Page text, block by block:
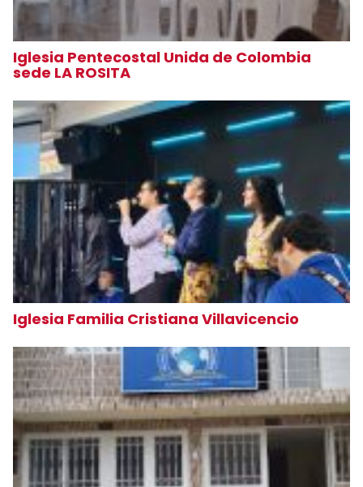
Iglesia Pentecostal Unida de Colombia
sede LA ROSITA
Iglesia Familia Cristiana Villavicencio